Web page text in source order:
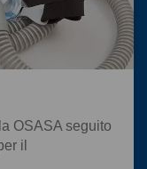
OSASA seguito
il